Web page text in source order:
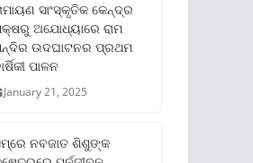
ସାଂସ୍କୃତିକ କେନ୍ଦ୍ର
ଅଯୋଧ୍ୟାରେ ରାମ
ଉଦଘାଟନର ପ୍ରଥମ
ପାଳନ
January 21, 2025
ନବଜାତ ଶିଶୁଙ୍କ